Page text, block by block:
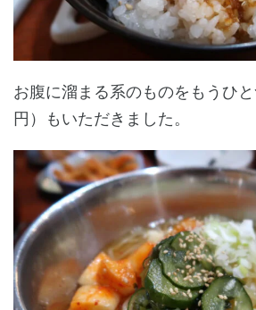
お腹に溜まる系のものをもうひ
円）もいただきました。